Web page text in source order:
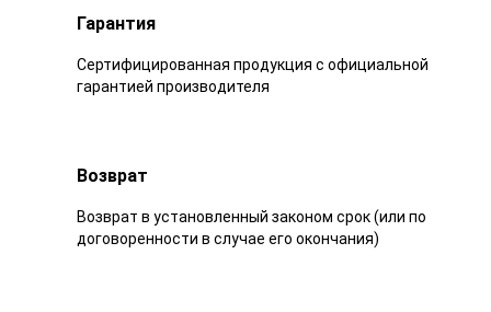
Гарантия
Сертифицированная продукция с официальной
гарантией производителя
Возврат
Возврат в установленный законом срок (или по
договоренности в случае его окончания)